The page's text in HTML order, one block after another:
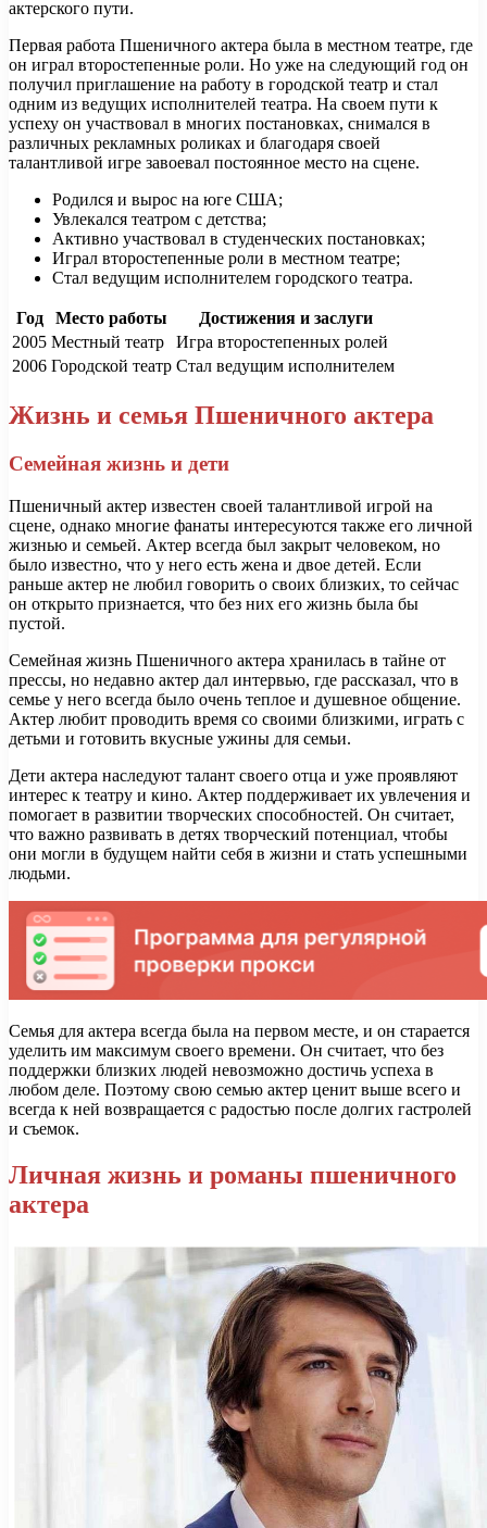
актерского пути.
Первая работа Пшеничного актера была в местном театре, где
он играл второстепенные роли. Но уже на следующий год он
получил приглашение на работу в городской театр и стал
одним из ведущих исполнителей театра. На своем пути к
успеху он участвовал в многих постановках, снимался в
различных рекламных роликах и благодаря своей
талантливой игре завоевал постоянное место на сцене.
Родился и вырос на юге США;
Увлекался театром с детства;
Активно участвовал в студенческих постановках;
Играл второстепенные роли в местном театре;
Стал ведущим исполнителем городского театра.
Год Место работы
Достижения и заслуги
2005 Местный театр
Игра второстепенных ролей
2006 Городской театр Стал ведущим исполнителем
Жизнь и семья Пшеничного актера
Семейная жизнь и дети
Пшеничный актер известен своей талантливой игрой на
сцене, однако многие фанаты интересуются также его личной
жизнью и семьей. Актер всегда был закрыт человеком, но
было известно, что у него есть жена и двое детей. Если
раньше актер не любил говорить о своих близких, то сейчас
он открыто признается, что без них его жизнь была бы
пустой.
Семейная жизнь Пшеничного актера хранилась в тайне от
прессы, но недавно актер дал интервью, где рассказал, что в
семье у него всегда было очень теплое и душевное общение.
Актер любит проводить время со своими близкими, играть с
детьми и готовить вкусные ужины для семьи.
Дети актера наследуют талант своего отца и уже проявляют
интерес к театру и кино. Актер поддерживает их увлечения и
помогает в развитии творческих способностей. Он считает,
что важно развивать в детях творческий потенциал, чтобы
они могли в будущем найти себя в жизни и стать успешными
людьми.
Семья для актера всегда была на первом месте, и он старается
уделить им максимум своего времени. Он считает, что без
поддержки близких людей невозможно достичь успеха в
любом деле. Поэтому свою семью актер ценит выше всего и
всегда к ней возвращается с радостью после долгих гастролей
и съемок.
Личная жизнь и романы пшеничного
актера